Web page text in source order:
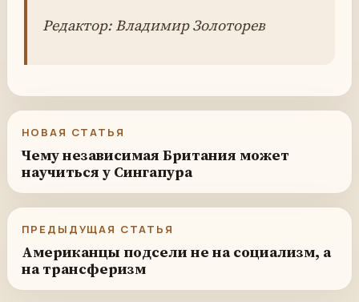
Редактор: Владимир Золоторев
НОВАЯ СТАТЬЯ
Чему независимая Британия может
научиться у Сингапура
ПРЕДЫДУЩАЯ СТАТЬЯ
Американцы подсели не на социализм, а
на трансферизм